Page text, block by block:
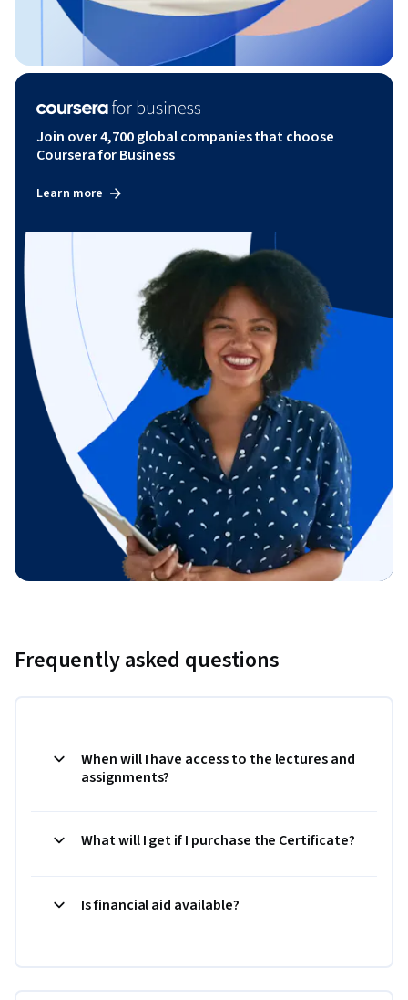
Join over 4,700 global companies that choose
Coursera for Business
Learn more
Frequently asked questions
When will I have access to the lectures and
assignments?
What will I get if I purchase the Certificate?
Is financial aid available?